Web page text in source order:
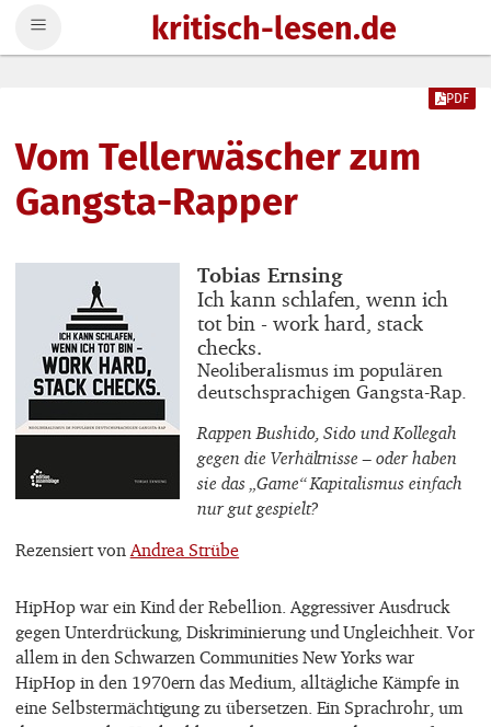
kritisch-lesen.de
Vom Tellerwäscher zum
Gangsta-Rapper
PDF
Buchautor_innen
Tobias Ernsing
Buchtitel
Ich kann schlafen, wenn ich
tot bin - work hard, stack
checks.
Buchuntertitel
Neoliberalismus im populären
deutschsprachigen Gangsta-Rap.
Rappen Bushido, Sido und Kollegah
gegen die Verhältnisse – oder haben
sie das „Game“ Kapitalismus einfach
nur gut gespielt?
Rezensiert vonAndrea Strübe
HipHop war ein Kind der Rebellion. Aggressiver Ausdruck
gegen Unterdrückung, Diskriminierung und Ungleichheit. Vor
allem in den Schwarzen Communities New Yorks war
HipHop in den 1970ern das Medium, alltägliche Kämpfe in
eine Selbstermächtigung zu übersetzen. Ein Sprachrohr, um